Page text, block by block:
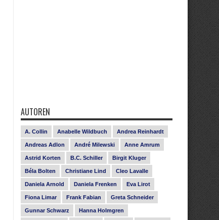
AUTOREN
A. Collin Anabelle Wildbuch Andrea Reinhardt
Andreas Adlon André Milewski Anne Amrum
Astrid Korten B.C. Schiller Birgit Kluger
Béla Bolten Christiane Lind Cleo Lavalle
Daniela Arnold Daniela Frenken Eva Lirot
Fiona Limar Frank Fabian Greta Schneider
Gunnar Schwarz Hanna Holmgren